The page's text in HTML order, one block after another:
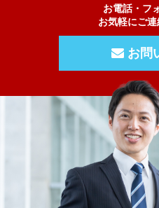
お電話・フ
お気軽にご連
お問